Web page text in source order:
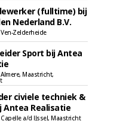
(fulltime) bij
Nederland B.V.
Ven-Zelderheide
Sport bij Antea
Almere, Maastricht,
civiele techniek &
Antea Realisatie
Capelle a/d IJssel, Maastricht